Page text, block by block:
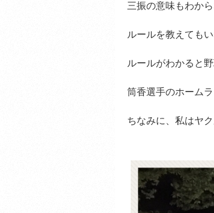
三振の意味もわか
ルールを教えても
ルールがわかると
筒香選手のホーム
ちなみに、私はヤ